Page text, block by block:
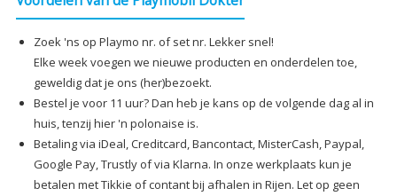
Zoek 'ns op Playmo nr. of set nr. Lekker snel!
Elke week voegen we nieuwe producten en onderdelen toe,
geweldig dat je ons (her)bezoekt.
Bestel je voor 11 uur? Dan heb je kans op de volgende dag al in
huis, tenzij hier 'n polonaise is.
Betaling via iDeal, Creditcard, Bancontact, MisterCash, Paypal,
Google Pay, Trustly of via Klarna. In onze werkplaats kun je
betalen met Tikkie of contant bij afhalen in Rijen. Let op geen